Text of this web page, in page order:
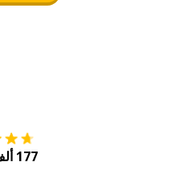
177 ألف تصنيف